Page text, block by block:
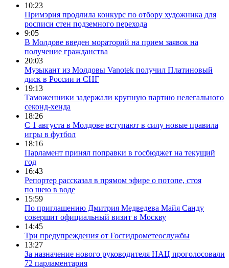
10:23
Примэрия продлила конкурс по отбору художника для
росписи стен подземного перехода
9:05
В Молдове введен мораторий на прием заявок на
получение гражданства
20:03
Музыкант из Молдовы Vanotek получил Платиновый
диск в России и СНГ
19:13
Таможенники задержали крупную партию нелегального
секонд-хенда
18:26
С 1 августа в Молдове вступают в силу новые правила
игры в футбол
18:16
Парламент принял поправки в госбюджет на текущий
год
16:43
Репортер рассказал в прямом эфире о потопе, стоя
по шею в воде
15:59
По приглашению Дмитрия Медведева Майя Санду
совершит официальный визит в Москву
14:45
Три предупреждения от Госгидрометеослужбы
13:27
За назначение нового руководителя НАЦ проголосовали
72 парламентария